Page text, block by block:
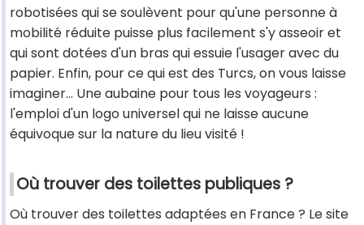
robotisées qui se soulèvent pour qu'une personne à
mobilité réduite puisse plus facilement s'y asseoir et
qui sont dotées d'un bras qui essuie l'usager avec du
papier. Enfin, pour ce qui est des Turcs, on vous laisse
imaginer... Une aubaine pour tous les voyageurs :
l'emploi d'un logo universel qui ne laisse aucune
équivoque sur la nature du lieu visité !
Où trouver des toilettes publiques ?
Où trouver des toilettes adaptées en France ? Le site